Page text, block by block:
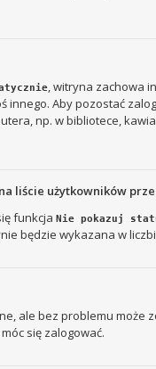
, witryna zachowa
innego. Aby pozostać
np. w bibliotece,
liście użytkowników
funkcja Nie pokazuj
będzie wykazana w
ale bez problemu
się zalogować.